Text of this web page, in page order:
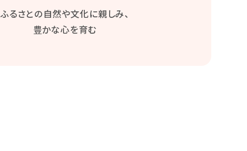
ふるさとの自然や文化に親しみ、
豊かな心を育む